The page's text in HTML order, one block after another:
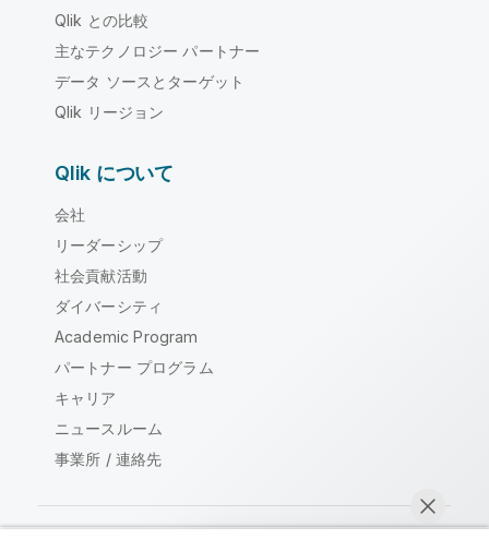
Qlik との比較
主なテクノロジー パートナー
データ ソースとターゲット
Qlik リージョン
Qlik について
会社
リーダーシップ
社会貢献活動
ダイバーシティ
Academic Program
パートナー プログラム
キャリア
ニュースルーム
事業所 / 連絡先